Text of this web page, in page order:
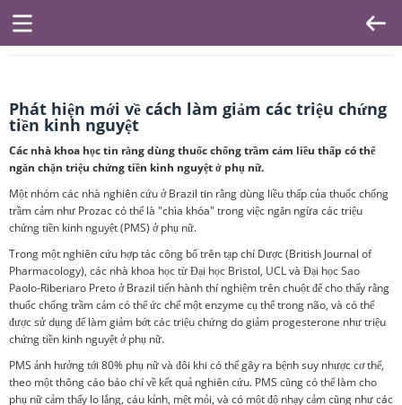
Phát hiện mới về cách làm giảm các triệu chứng
tiền kinh nguyệt
Các nhà khoa học tin rằng dùng thuốc chống trầm cảm liều thấp có thể
ngăn chặn triệu chứng tiền kinh nguyệt ở phụ nữ.
Một nhóm các nhà nghiên cứu ở Brazil tin rằng dùng liều thấp của thuốc chống
trầm cảm như Prozac có thể là "chìa khóa" trong việc ngăn ngừa các triệu
chứng tiền kinh nguyệt (PMS) ở phụ nữ.
Trong một nghiên cứu hợp tác công bố trên tạp chí Dược (British Journal of
Pharmacology), các nhà khoa học từ Đại học Bristol, UCL và Đại học Sao
Paolo-Riberiaro Preto ở Brazil tiến hành thí nghiệm trên chuột để cho thấy rằng
thuốc chống trầm cảm có thể ức chế một enzyme cụ thể trong não, và có thể
được sử dụng để làm giảm bớt các triệu chứng do giảm progesterone như triệu
chứng tiền kinh nguyệt ở phụ nữ.
PMS ảnh hưởng tới 80% phụ nữ và đôi khi có thể gây ra bệnh suy nhược cơ thể,
theo một thông cáo báo chí về kết quả nghiên cứu. PMS cũng có thể làm cho
phụ nữ cảm thấy lo lắng, cáu kỉnh, mệt mỏi, và có một độ nhạy cảm cũng như các